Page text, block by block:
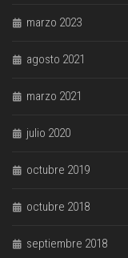
marzo 2023
agosto 2021
marzo 2021
julio 2020
octubre 2019
octubre 2018
septiembre 2018